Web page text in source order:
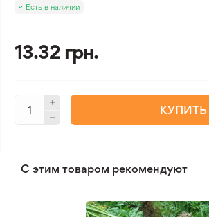
Есть в наличии
13.32 грн.
КУПИТЬ
С этим товаром рекомендуют